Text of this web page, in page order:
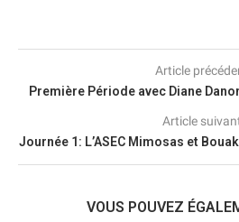
Article
Première Période avec Diane
Article
Journée 1: L’ASEC Mimosas et
VOUS POUVEZ